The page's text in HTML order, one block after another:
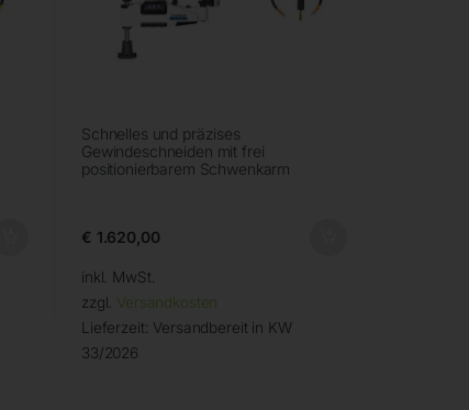
Schnelles und präzises
Gewindeschneiden mit frei
positionierbarem Schwenkarm
€ 1.620,00
inkl. MwSt.
zzgl. Versandkosten
Lieferzeit: Versandbereit in KW
33/2026